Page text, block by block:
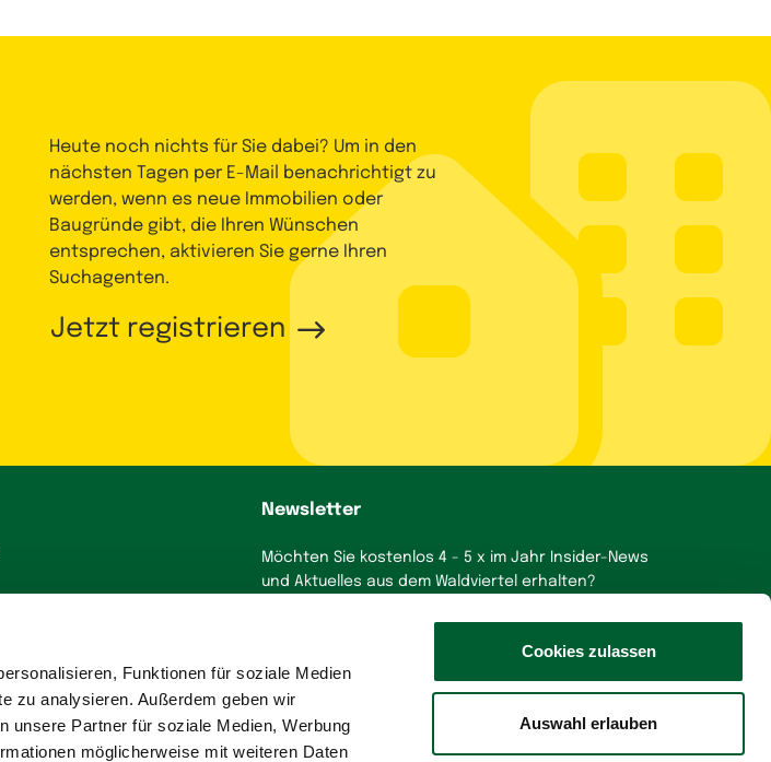
Funktionen für soziale Medien
zu analysieren. Außerdem geben wir
unsere Partner für soziale Medien, Werbung
möglicherweise mit weiteren Daten
Cookies zulassen
Auswahl erlauben
Heute noch nichts für Sie dabei? Um in den
nächsten Tagen per E-Mail benachrichtigt zu
werden, wenn es neue Immobilien oder
Baugründe gibt, die Ihren Wünschen
entsprechen, aktivieren Sie gerne Ihren
Suchagenten.
Jetzt registrieren
Newsletter
Möchten Sie kostenlos 4 - 5 x im Jahr Insider-News
und Aktuelles aus dem Waldviertel erhalten?